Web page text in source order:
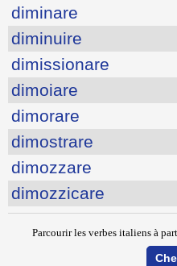
diminare
diminuire
dimissionare
dimoiare
dimorare
dimostrare
dimozzare
dimozzicare
Parcourir les verbes italiens à